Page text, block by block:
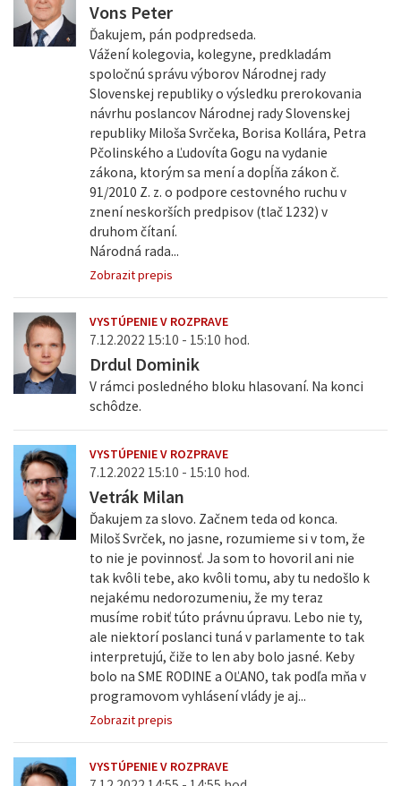
Vons Peter
Ďakujem, pán podpredseda.
Vážení kolegovia, kolegyne, predkladám
spoločnú správu výborov Národnej rady
Slovenskej republiky o výsledku prerokovania
návrhu poslancov Národnej rady Slovenskej
republiky Miloša Svrčeka, Borisa Kollára, Petra
Pčolinského a Ľudovíta Gogu na vydanie
zákona, ktorým sa mení a dopĺňa zákon č.
91/2010 Z. z. o podpore cestovného ruchu v
znení neskorších predpisov (tlač 1232) v
druhom čítaní.
Národná rada...
Zobrazit prepis
VYSTÚPENIE V ROZPRAVE
7.12.2022 15:10 - 15:10 hod.
Drdul Dominik
V rámci posledného bloku hlasovaní. Na konci
schôdze.
VYSTÚPENIE V ROZPRAVE
7.12.2022 15:10 - 15:10 hod.
Vetrák Milan
Ďakujem za slovo. Začnem teda od konca.
Miloš Svrček, no jasne, rozumieme si v tom, že
to nie je povinnosť. Ja som to hovoril ani nie
tak kvôli tebe, ako kvôli tomu, aby tu nedošlo k
nejakému nedorozumeniu, že my teraz
musíme robiť túto právnu úpravu. Lebo nie ty,
ale niektorí poslanci tuná v parlamente to tak
interpretujú, čiže to len aby bolo jasné. Keby
bolo na SME RODINE a OĽANO, tak podľa mňa v
programovom vyhlásení vlády je aj...
Zobrazit prepis
VYSTÚPENIE V ROZPRAVE